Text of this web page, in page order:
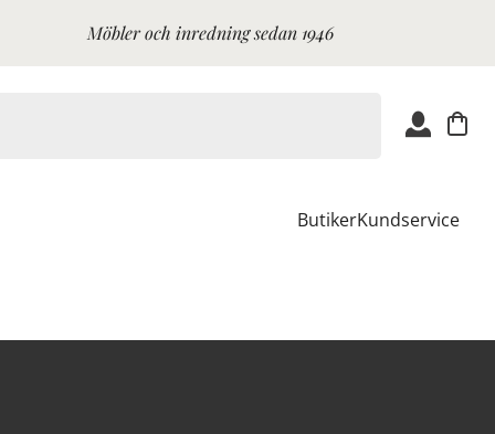
Möbler och inredning sedan 1946
ButikerKundservice